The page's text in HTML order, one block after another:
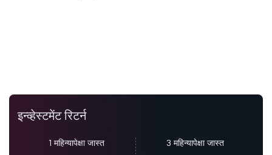
इन्व्हेस्टमेंट रिटर्न
1 महिन्यापेक्षा जास्त 3 महिन्यापेक्षा जास्त